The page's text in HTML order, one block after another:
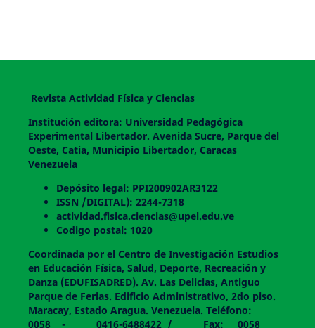
Revista Actividad Física y Ciencias
Institución editora: Universidad Pedagógica
Experimental Libertador. Avenida Sucre, Parque del
Oeste, Catia, Municipio Libertador, Caracas
Venezuela
Depósito legal: PPI200902AR3122
ISSN /DIGITAL): 2244-7318
actividad.fisica.ciencias@upel.edu.ve
Codigo postal: 1020
Coordinada por el Centro de Investigación Estudios
en Educación Física, Salud, Deporte, Recreación y
Danza (EDUFISADRED). Av. Las Delicias, Antiguo
Parque de Ferias. Edificio Administrativo, 2do piso.
Maracay, Estado Aragua. Venezuela. Teléfono:
0058 - 0416-6488422 / Fax: 0058